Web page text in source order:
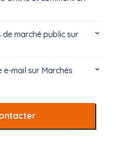
marché public sur
e-mail sur Marchés